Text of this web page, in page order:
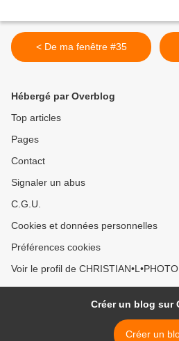
< De ma fenêtre #35
Hébergé par Overblog
Top articles
Pages
Contact
Signaler un abus
C.G.U.
Cookies et données personnelles
Préférences cookies
Voir le profil de
Créer un blog sur
Créer un